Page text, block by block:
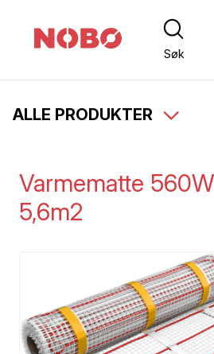
Søk
ALLE PRODUKTER
Varmematte
5,6m2